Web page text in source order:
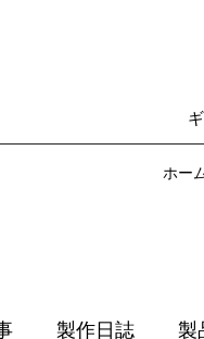
ホー
製作日誌 製